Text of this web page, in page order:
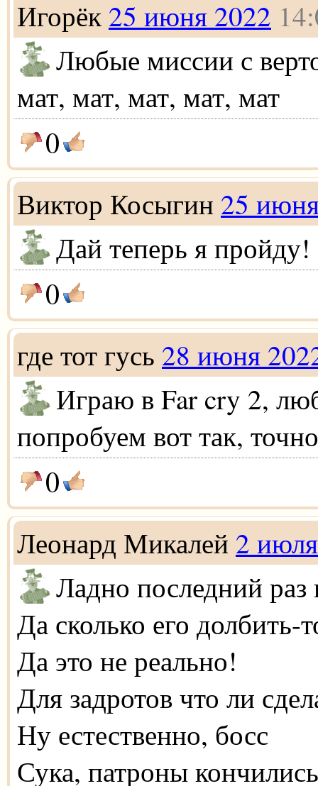
Игорёк 25 июня 2022
Любые миссии с
мат, мат, мат, мат, мат
0
Виктор Косыгин 25
Дай теперь я пройду!
0
где тот гусь 28 июня
Играю в Far cry 2,
попробуем вот так,
0
Леонард Микалей 2
Ладно последний
Да сколько его долбить-
Да это не реально!
Для задротов что ли
Ну естественно, босс
Сука, патроны